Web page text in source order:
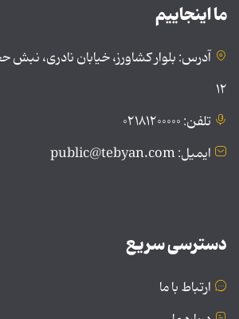
ما اینجاییم
آدرس: بلوار کشاورز، خیابان نادری،
۱۲
تلفن: ۰۲۱۸۱۲۰۰۰۰۰
ایمیل: public@tebyan.com
دسترسی سریع
ارتباط با ما